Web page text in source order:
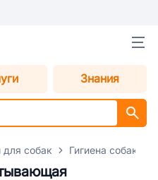
Знания
собак Гигиена собак